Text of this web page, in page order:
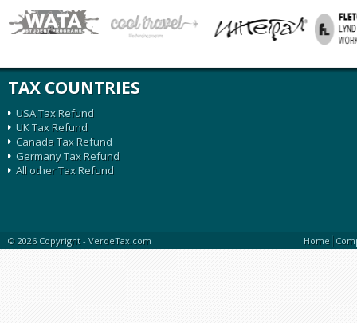
TAX COUNTRIES
USA Tax Refund
UK Tax Refund
Canada Tax Refund
Germany Tax Refund
All other Tax Refund
© 2026 Copyright - VerdeTax.com Home |